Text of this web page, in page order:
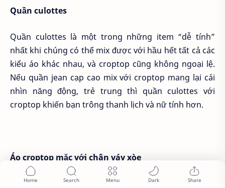
Quần culottes
Quần culottes là một trong những item “dễ tính”
nhất khi chúng có thể mix được với hầu hết tất cả các
kiểu áo khác nhau, và croptop cũng không ngoại lệ.
Nếu quần jean cạp cao mix với croptop mang lại cái
nhìn năng động, trẻ trung thì quần culottes với
croptop khiến bạn trông thanh lịch và nữ tính hơn.
Áo croptop mặc với chân váy xòe
Chân váy xòe mang đến sự điệu đà, nữ tính và nhẹ